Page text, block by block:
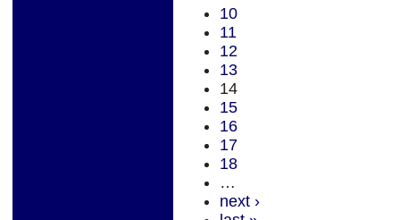
10
11
12
13
14
15
16
17
18
…
next ›